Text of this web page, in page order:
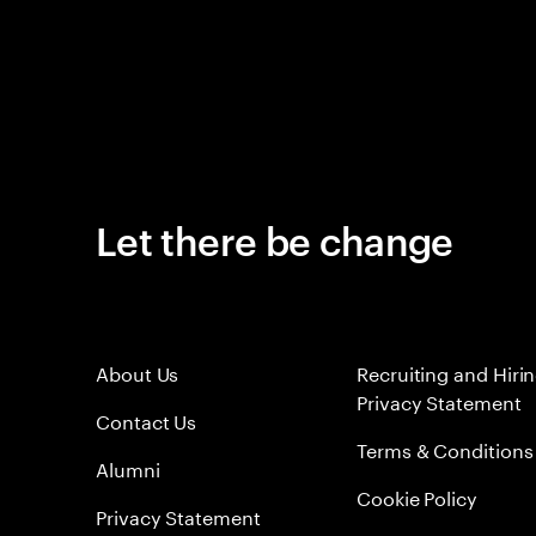
Let there be change
About Us
Contact Us
Alumni
Privacy Statement
Recruiting and
Privacy Statement
Terms & Conditions
Cookie Policy